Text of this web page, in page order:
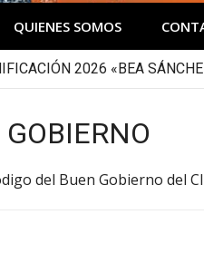
QUIENES SOMOS
2026 «BEA
del Buen Gobierno del